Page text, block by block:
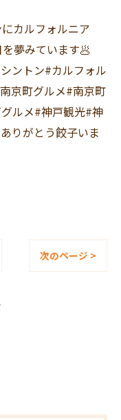
カルフォルニア
夢みています🥟
ントン#カルフォル
京町グルメ#南京町
ルメ#神戸観光#神
りがとう餃子いま
次のページ >